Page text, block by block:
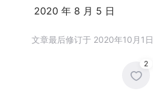
2020 年 8 月 5 日
文章最后修订于 2020年10月1日
2